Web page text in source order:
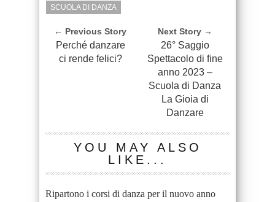
SCUOLA DI DANZA
← Previous Story
Perché danzare
ci rende felici?
Next Story →
26° Saggio
Spettacolo di fine
anno 2023 –
Scuola di Danza
La Gioia di
Danzare
YOU MAY ALSO
LIKE...
Ripartono i corsi di danza per il nuovo anno